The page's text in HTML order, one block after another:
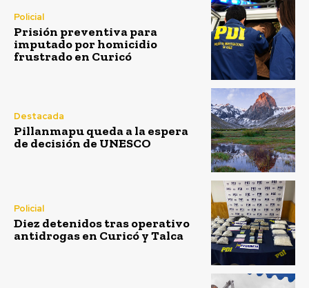
Policial
Prisión preventiva para
imputado por homicidio
frustrado en Curicó
Destacada
Pillanmapu queda a la espera
de decisión de UNESCO
Policial
Diez detenidos tras operativo
antidrogas en Curicó y Talca